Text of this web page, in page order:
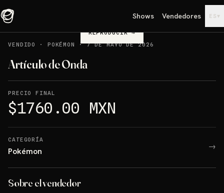
Shows Vendedores ES ▾
REPRODUCIR→
VENDIDO
· POKÉMON ·7 DE MAYO DE 2026
Artículo de Onda
PRECIO FINAL
$1760.00 MXN
CATEGORÍA
Pokémon →
Sobre el vendedor